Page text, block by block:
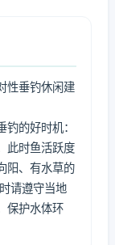
性垂钓休闲建
的好时机：
此时鱼活跃度
阳、有水草的
请遵守当地
保护水体环